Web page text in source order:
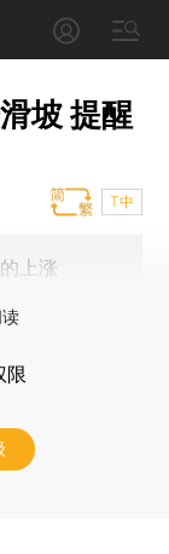
坡 提醒
T中
上涨
限